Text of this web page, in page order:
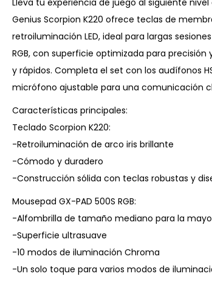
Genius Scorpion K220 ofrece teclas de
retroiluminación LED, ideal para largas
RGB, con superficie optimizada para
y rápidos. Completa el set con los audífonos
micrófono ajustable para una comunicación
Características principales:
Teclado Scorpion K220:
-Retroiluminación de arco iris brillante
-Cómodo y duradero
-Construcción sólida con teclas robustas y
Mousepad GX-PAD 500S RGB:
-Alfombrilla de tamaño mediano para la
-Superficie ultrasuave
-10 modos de iluminación Chroma
-Un solo toque para varios modos de